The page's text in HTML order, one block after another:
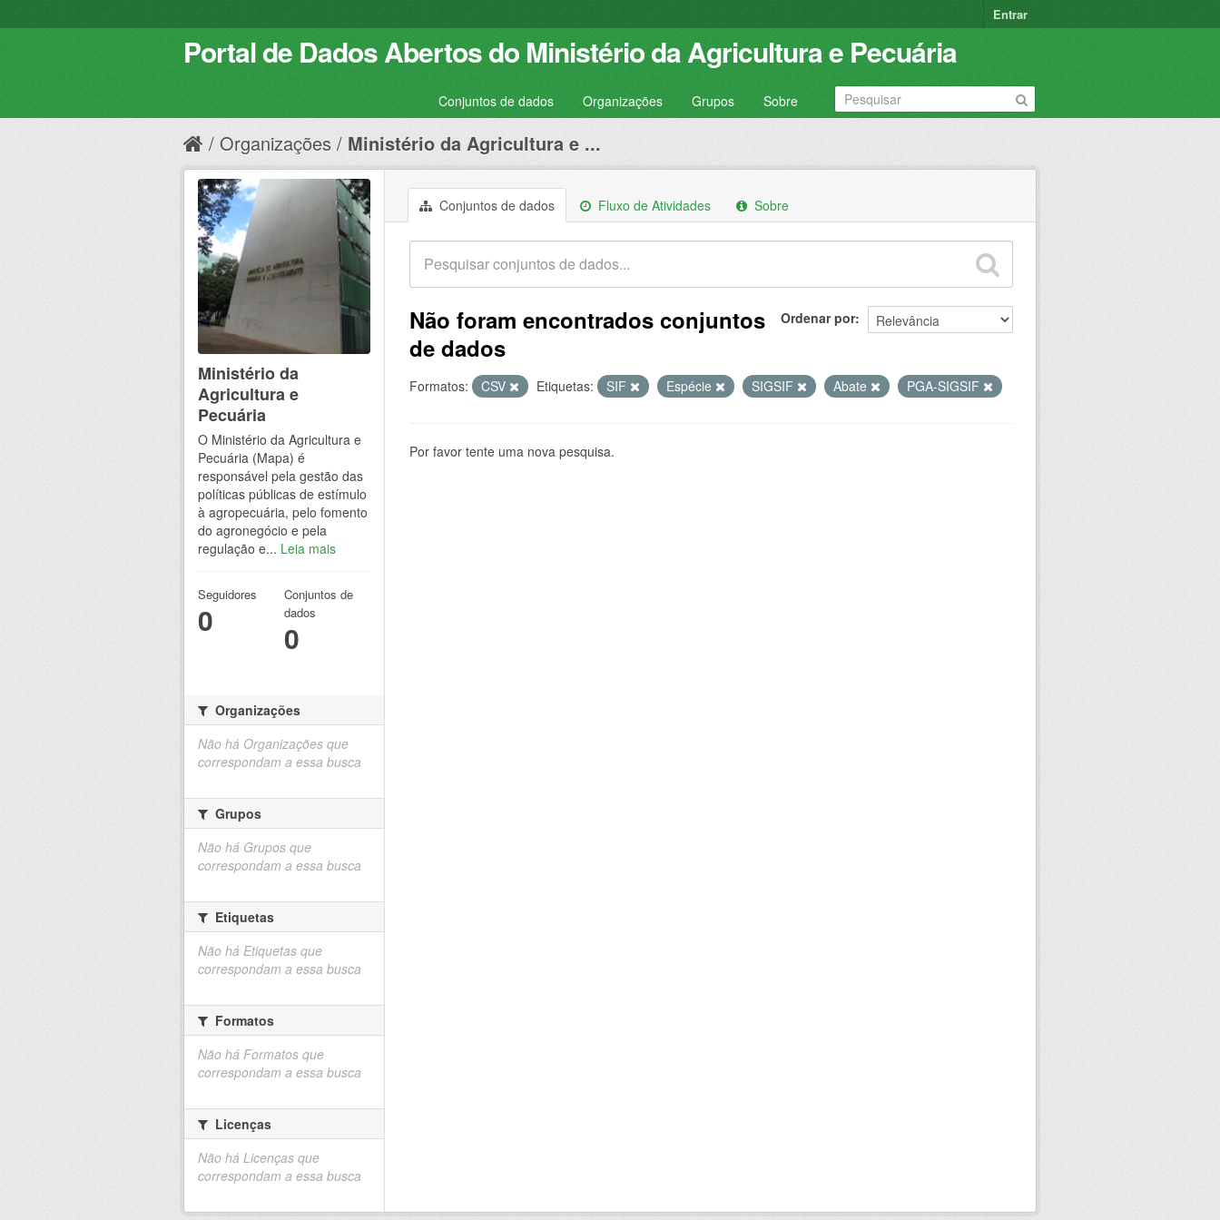
Entrar
Portal de Dados Abertos do Ministério da Agricultura e Pecuária
Conjuntos de dados Organizações Grupos Sobre
Organizações Ministério da Agricultura e ...
Conjuntos de dados Fluxo de Atividades Sobre
Ordenar por
Não foram encontrados conjuntos
de dados
Formatos: CSV Etiquetas: SIF Espécie SIGSIF Abate PGA-SIGSIF
Por favor tente uma nova pesquisa.
Ministério da
Agricultura e
Pecuária
O Ministério da Agricultura e
Pecuária (Mapa) é
responsável pela gestão das
políticas públicas de estímulo
à agropecuária, pelo fomento
do agronegócio e pela
regulação e... Leia mais
Seguidores
0
Conjuntos de
dados
0
Organizações
Não há Organizações que
correspondam a essa busca
Grupos
Não há Grupos que
correspondam a essa busca
Etiquetas
Não há Etiquetas que
correspondam a essa busca
Formatos
Não há Formatos que
correspondam a essa busca
Licenças
Não há Licenças que
correspondam a essa busca